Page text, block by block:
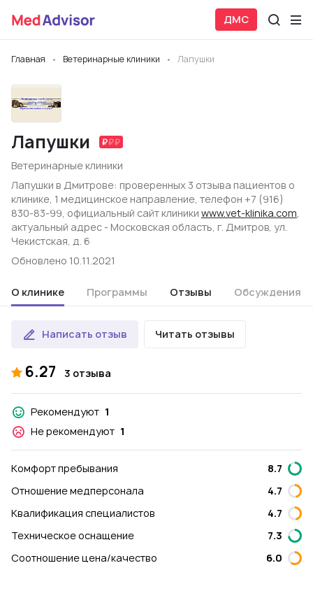
ДМС
Главная Ветеринарные клиники Лапушки
Лапушки
Ветеринарные клиники
Лапушки в Дмитрове: проверенных 3 отзыва пациентов о
клинике, 1 медицинское направление, телефон +7 (916)
830-83-99, официальный сайт клиники www.vet-klinika.com,
актуальный адрес - Московская область, г. Дмитров, ул.
Чекистская, д. 6
Обновлено 10.11.2021
О клинике Программы Отзывы Обсуждения
Написать отзыв Читать отзывы
6.27 3 отзыва
Рекомендуют 1
Не рекомендуют 1
Комфорт пребывания
8.7
Отношение медперсонала
4.7
Квалификация специалистов
4.7
Техническое оснащение
7.3
Соотношение цена/качество
6.0